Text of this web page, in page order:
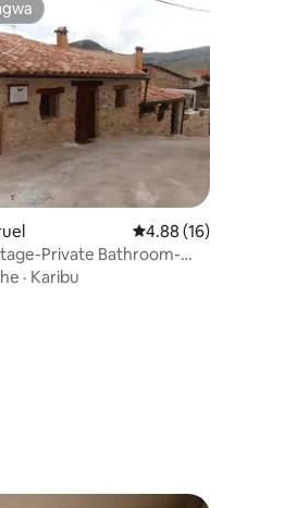
kati ya 5, tathmini 63Ukadiriaji wa wastani
4.88 (16)
Private Bathroom-
L· Karibu